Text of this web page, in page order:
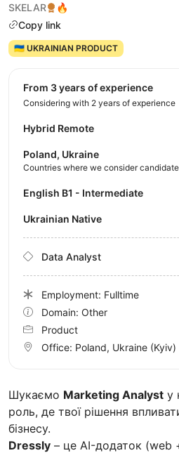
SKELAR
🔥
Copy link
🇺🇦 UKRAINIAN PRODUCT
Шукаємо Marketing Analyst у
роль, де твої рішення
бізнесу.
Dressly – це AI-додаток (web
from 3 years of experience
Considering with 2 years of experience
Hybrid Remote
Poland, Ukraine
Countries where we consider
English B1 - Intermediate
Ukrainian Native
Data Analyst
Employment: Fulltime
Domain: Other
Product
Office: Poland, Ukraine (Kyiv)